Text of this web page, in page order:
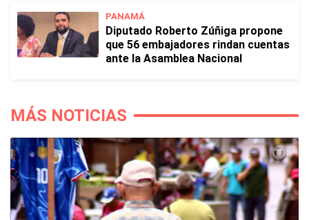
PANAMÁ
Diputado Roberto Zúñiga propone
que 56 embajadores rindan cuentas
ante la Asamblea Nacional
MÁS NOTICIAS